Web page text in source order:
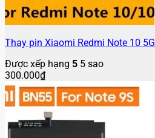
Thay pin Xiaomi Redmi Note 10 5G
Được xếp hạng 5 5 sao
300.000₫